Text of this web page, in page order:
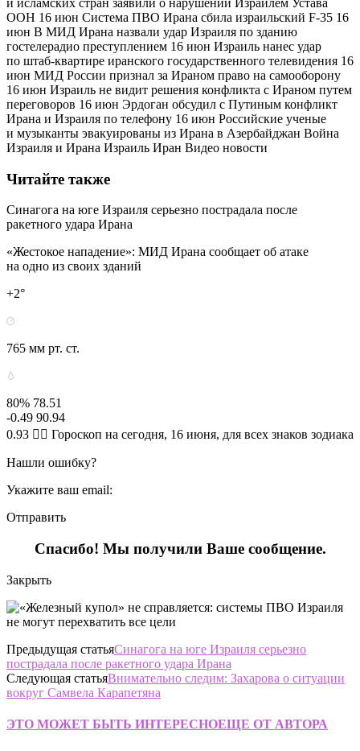
ООН 16 июн Система ПВО Ирана сбила израильский F-35 16
июн В МИД Ирана назвали удар Израиля по зданию
гостелерадио преступлением 16 июн Израиль нанес удар
по штаб-квартире иранского государственного телевидения 16
июн МИД России признал за Ираном право на самооборону
16 июн Израиль не видит решения конфликта с Ираном путем
переговоров 16 июн Эрдоган обсудил с Путиным конфликт
Ирана и Израиля по телефону 16 июн Российские ученые
и музыканты эвакуированы из Ирана в Азербайджан Война
Израиля и Ирана Израиль Иран Видео новости
Читайте также
Синагога на юге Израиля серьезно пострадала после
ракетного удара Ирана
«Жестокое нападение»: МИД Ирана сообщает об атаке
на одно из своих зданий
+2°
765 мм рт. ст.
80% 78.51
-0.49 90.94
0.93 🧙‍♀ Гороскоп на сегодня, 16 июня, для всех знаков зодиака
Нашли ошибку?
Укажите ваш email:
Отправить
Спасибо! Мы получили Ваше сообщение.
Закрыть
Предыдущая статьяСинагога на юге Израиля серьезно
пострадала после ракетного удара Ирана
Следующая статьяВнимательно следим: Захарова о ситуации
вокруг Самвела Карапетяна
ЭТО МОЖЕТ БЫТЬ ИНТЕРЕСНОЕЩЕ ОТ АВТОРА